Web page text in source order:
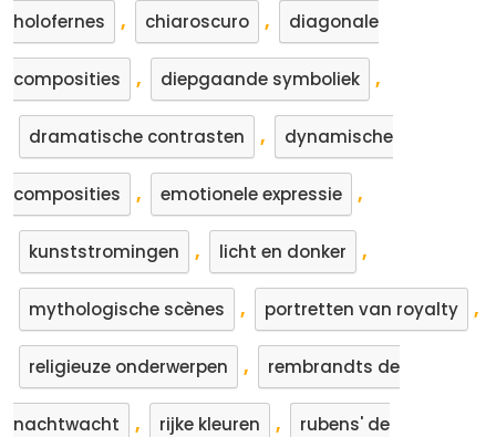
holofernes , chiaroscuro , diagonale
composities , diepgaande symboliek ,
dramatische contrasten , dynamische
composities , emotionele expressie ,
kunststromingen , licht en donker ,
mythologische scènes , portretten van royalty ,
religieuze onderwerpen , rembrandts de
nachtwacht , rijke kleuren , rubens' de